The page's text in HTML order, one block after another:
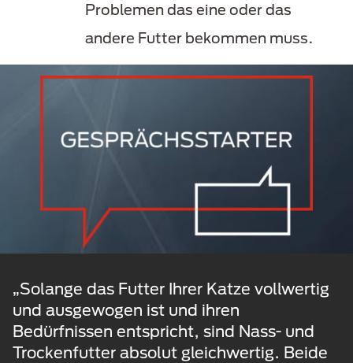
Problemen das eine oder das
andere Futter bekommen muss.
„Solange das Futter Ihrer Katze vollwertig
und ausgewogen ist und ihren
Bedürfnissen entspricht, sind Nass- und
Trockenfutter absolut gleichwertig. Beide